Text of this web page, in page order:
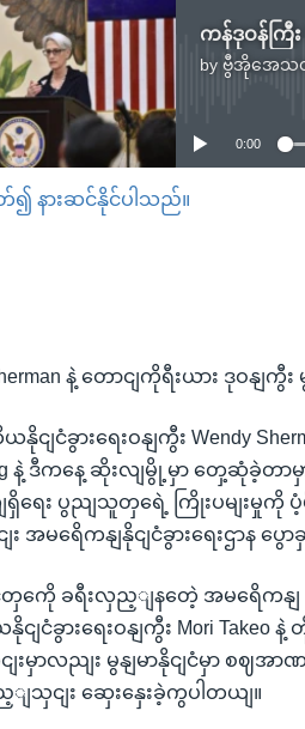
byဗွီအိုအေသတ
No media source
0:00
၍ နားဆင်နိုင်ပါသည်။
နဲ့ တောငျကိုရီးယား ဒုဝနျကွီး
ျငံခွားရေးဝနျကွီး Wendy
နဲ့ ဒီကနေ့ ဆိုးလျမွို့မှာ တှေ့ဆုံခဲ့တာမှ
ရှိရေး ပွညျသူတှရေဲ့ ကြိုးပမျးမှုကို
း အမရေိကနျနိုငျငံခွားရေးဌာန ပွေ
ကေို ခရီးလှည့ျနတေဲ့ အမရေိကနျ ဒုတိ
နိုငျငံခွားရေးဝနျကွီး Mori
းမှာလညျး မွနျမာနိုငျငံမှာ စဈအ
သှငျး ဆှေးနှေးခဲ့ကွပါတယျ။